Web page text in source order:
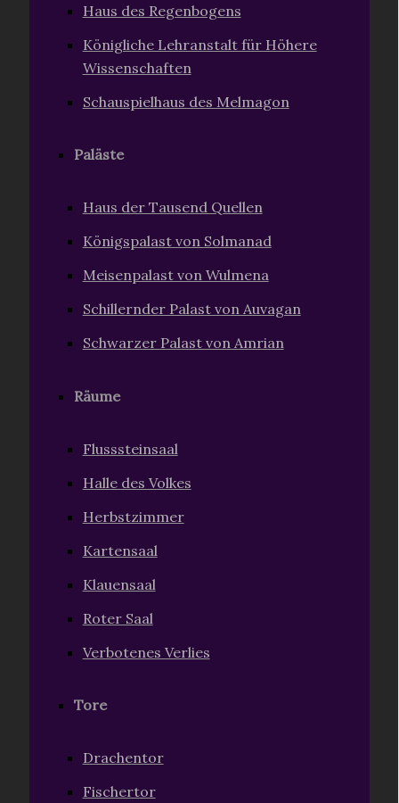
Haus des Regenbogens
Königliche Lehranstalt für Höhere
Wissenschaften
Schauspielhaus des Melmagon
Paläste
Haus der Tausend Quellen
Königspalast von Solmanad
Meisenpalast von Wulmena
Schillernder Palast von Auvagan
Schwarzer Palast von Amrian
Räume
Flusssteinsaal
Halle des Volkes
Herbstzimmer
Kartensaal
Klauensaal
Roter Saal
Verbotenes Verlies
Tore
Drachentor
Fischertor